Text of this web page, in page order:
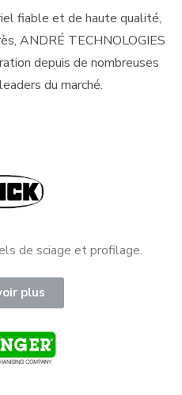
fiable et de haute qualité,
ANDRÉ TECHNOLOGIES
depuis de nombreuses
du marché.
de sciage et profilage.
plus